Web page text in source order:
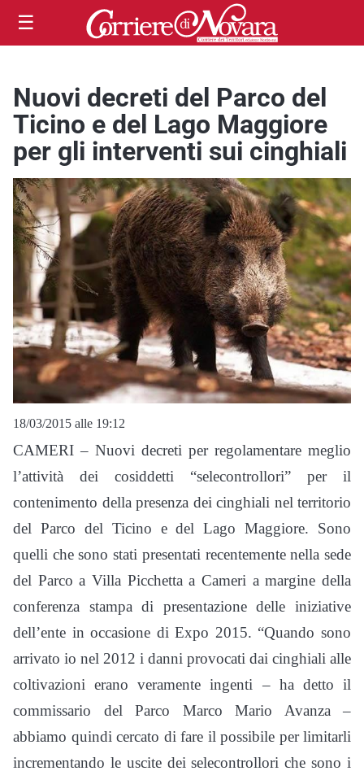
☰
Nuovi decreti del Parco del
Ticino e del Lago Maggiore
per gli interventi sui cinghiali
18/03/2015 alle 19:12
CAMERI – Nuovi decreti per regolamentare meglio
l’attività dei cosiddetti “selecontrollori” per il
contenimento della presenza dei cinghiali nel territorio
del Parco del Ticino e del Lago Maggiore. Sono
quelli che sono stati presentati recentemente nella sede
del Parco a Villa Picchetta a Cameri a margine della
conferenza stampa di presentazione delle iniziative
dell’ente in occasione di Expo 2015. “Quando sono
arrivato io nel 2012 i danni provocati dai cinghiali alle
coltivazioni erano veramente ingenti – ha detto il
commissario del Parco Marco Mario Avanza –
abbiamo quindi cercato di fare il possibile per limitarli
incrementando le uscite dei selecontrollori che sono i